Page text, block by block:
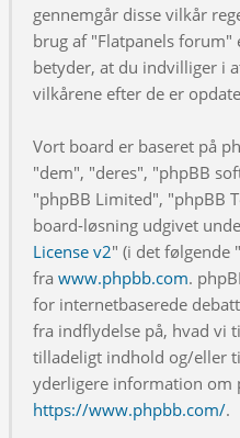
gennemgår disse vilkår
brug af "Flatpanels
betyder, at du indvilliger i
vilkårene efter de er
Vort board er baseret på
"dem", "deres", "phpBB
"phpBB Limited", "phpBB
board-løsning udgivet
License v2" (i det følgende
fra www.phpbb.com.
for internetbaserede
fra indflydelse på, hvad vi
tilladeligt indhold og/eller
yderligere information om
https://www.phpbb.com/.